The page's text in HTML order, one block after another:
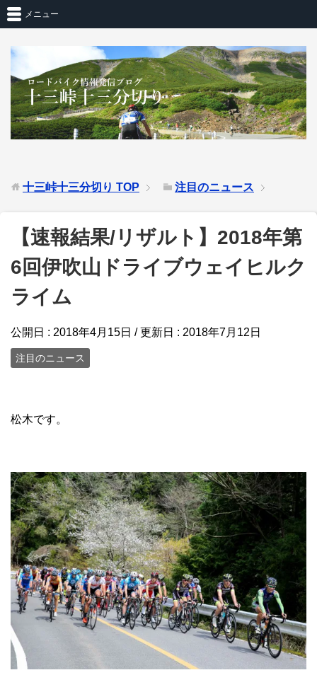
メニュー
十三峠十三分切り TOP 注目のニュース
【速報結果/リザルト】2018年第
6回伊吹山ドライブウェイヒルク
ライム
公開日 : 2018年4月15日 / 更新日 : 2018年7月12日
注目のニュース
松木です。